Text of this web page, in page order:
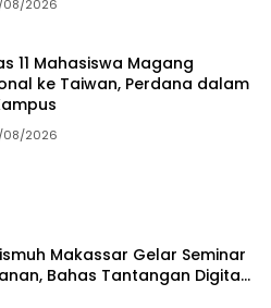
08/2026
11 Mahasiswa Magang
ke Taiwan, Perdana dalam
08/2026
Makassar Gelar Seminar
Bahas Tantangan Digital